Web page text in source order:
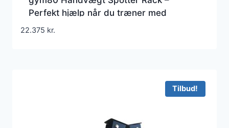
Perfekt hjælp når du træner med
dumbbells
22.375 kr.
Tilbud!